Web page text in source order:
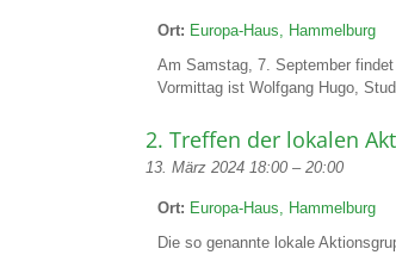
Ort: Europa-Haus, Hammelburg
Am Samstag, 7. September
Vormittag ist Wolfgang Hugo,
2. Treffen der lokalen
13. März 2024 18:00 – 20:00
Ort: Europa-Haus, Hammelburg
Die so genannte lokale